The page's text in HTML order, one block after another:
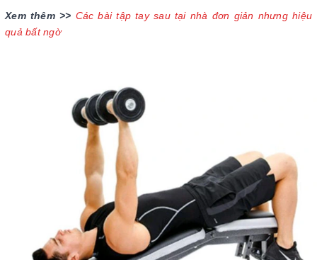
Xem thêm >> Các bài tập tay sau tại nhà đơn giản nhưng hiệu
quả bất ngờ